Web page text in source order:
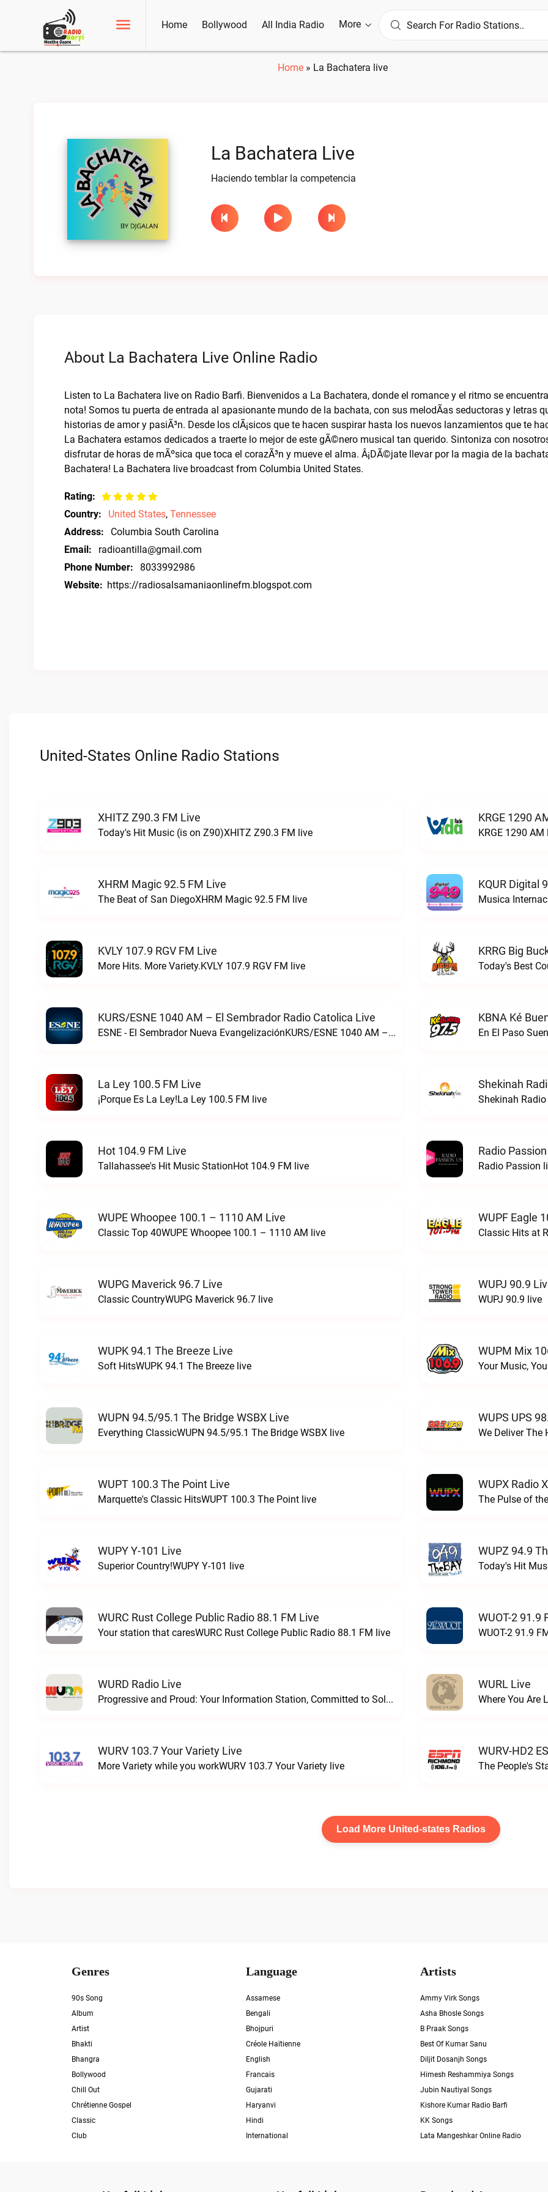
Home Bollywood All India Radio More
Home » La Bachatera live
La Bachatera Live
Haciendo temblar la competencia
About La Bachatera Live Online Radio
Listen to La Bachatera live on Radio Barfi. Bienvenidos a La Bachatera, donde el romance y el ritmo se
nota! Somos tu puerta de entrada al apasionante mundo de la bachata, con sus melodÃ­as seductoras y letras
historias de amor y pasiÃ³n. Desde los clÃ¡sicos que te hacen suspirar hasta los nuevos lanzamientos que te
La Bachatera estamos dedicados a traerte lo mejor de este gÃ©nero musical tan querido. Sintoniza con
disfrutar de horas de mÃºsica que toca el corazÃ³n y mueve el alma. Â¡DÃ©jate llevar por la magia de la
Bachatera! La Bachatera live broadcast from Columbia United States.
Rating:
Country:
United States, Tennessee
Address:
Columbia South Carolina
Email:
radioantilla@gmail.com
Phone Number:
8033992986
Website: https://radiosalsamaniaonlinefm.blogspot.com
United-States Online Radio Stations
XHITZ Z90.3 FM Live
Today's Hit Music (is on Z90)XHITZ Z90.3 FM live
KRGE 1290
KRGE 1290 AM
XHRM Magic 92.5 FM Live
The Beat of San DiegoXHRM Magic 92.5 FM live
KQUR Digital
Musica
KVLY 107.9 RGV FM Live
More Hits. More Variety.KVLY 107.9 RGV FM live
KRRG Big
Today's Best
KURS/ESNE 1040 AM – El Sembrador Radio Catolica Live
ESNE - El Sembrador Nueva EvangelizaciónKURS/ESNE 1040 AM – El Sembrador Radio Catolica live
KBNA Ké
En El Paso
La Ley 100.5 FM Live
¡Porque Es La Ley!La Ley 100.5 FM live
Shekinah
Shekinah
Hot 104.9 FM Live
Tallahassee's Hit Music StationHot 104.9 FM live
Radio
Radio Passion
WUPE Whoopee 100.1 – 1110 AM Live
Classic Top 40WUPE Whoopee 100.1 – 1110 AM live
WUPF Eagle
Classic Hits at
WUPG Maverick 96.7 Live
Classic CountryWUPG Maverick 96.7 live
WUPJ 90.9
WUPJ 90.9 live
WUPK 94.1 The Breeze Live
Soft HitsWUPK 94.1 The Breeze live
WUPM Mix
Your Music,
WUPN 94.5/95.1 The Bridge WSBX Live
Everything ClassicWUPN 94.5/95.1 The Bridge WSBX live
WUPS UPS
We Deliver The
WUPT 100.3 The Point Live
Marquette's Classic HitsWUPT 100.3 The Point live
WUPX Radio
The Pulse of
WUPY Y-101 Live
Superior Country!WUPY Y-101 live
WUPZ 94.9
Today's Hit
WURC Rust College Public Radio 88.1 FM Live
Your station that caresWURC Rust College Public Radio 88.1 FM live
WUOT-2 91.9
WUOT-2 91.9
WURD Radio Live
Progressive and Proud: Your Information Station, Committed to SolutionsWURD Radio live
WURL Live
Where You Are
WURV 103.7 Your Variety Live
More Variety while you workWURV 103.7 Your Variety live
WURV-HD2
The People's
Load More United-states Radios
Genres
90s Song
Album
Artist
Bhakti
Bhangra
Bollywood
Chill Out
Chrétienne Gospel
Classic
Club
Language
Assamese
Bengali
Bhojpuri
Créole Haïtienne
English
Francais
Gujarati
Haryanvi
Hindi
International
Artists
Ammy Virk Songs
Asha Bhosle Songs
B Praak Songs
Best Of Kumar Sanu
Diljit Dosanjh Songs
Himesh Reshammiya Songs
Jubin Nautiyal Songs
Kishore Kumar Radio Barfi
KK Songs
Lata Mangeshkar Online Radio